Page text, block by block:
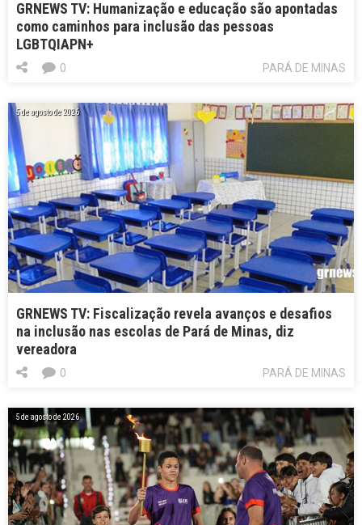
GRNEWS TV: Humanização e educação são apontadas
como caminhos para inclusão das pessoas
LGBTQIAPN+
PARÁ DE MINAS
0
5 de agosto de 2026
GRNEWS TV: Fiscalização revela avanços e desafios
na inclusão nas escolas de Pará de Minas, diz
vereadora
PARÁ DE MINAS
0
5 de agosto de 2026